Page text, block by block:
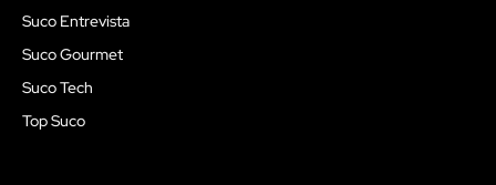
Suco Entrevista
Suco Gourmet
Suco Tech
Top Suco